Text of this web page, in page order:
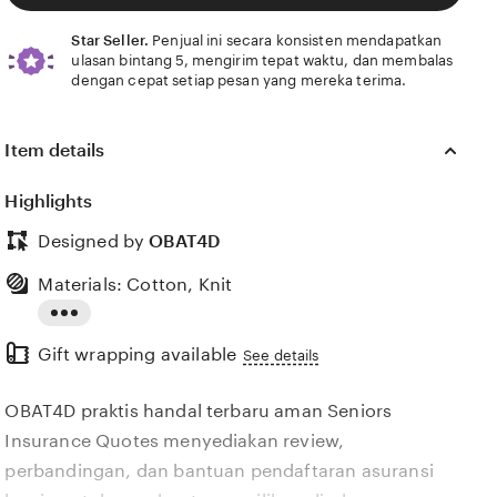
Star Seller. Penjual ini secara konsisten mendapatkan
ulasan bintang 5, mengirim tepat waktu, dan membalas
dengan cepat setiap pesan yang mereka terima.
Item details
Highlights
Designed byOBAT4D
the
description
Materials: Cotton, Knit
Gift wrapping available See details
OBAT4D praktis handal terbaru aman Seniors
Insurance Quotes menyediakan review,
perbandingan, dan bantuan pendaftaran asuransi
Value (9) Condition (1)